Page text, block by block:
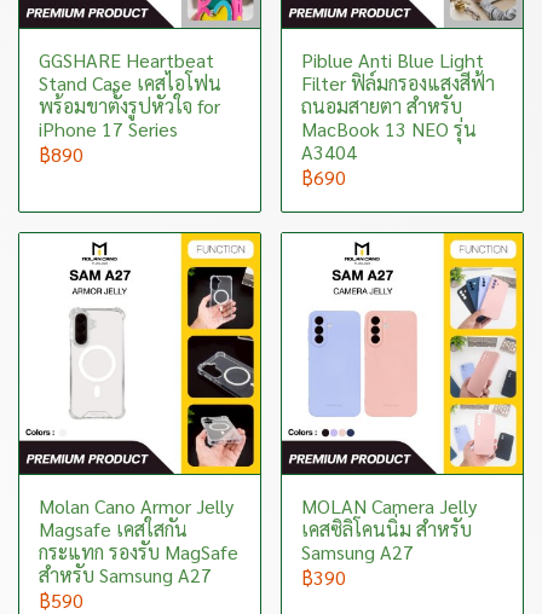
GGSHARE Heartbeat
Stand Case เคสไอโฟน
พร้อมขาตั้งรูปหัวใจ for
iPhone 17 Series
฿890
Piblue Anti Blue Light
Filter ฟิล์มกรองแสงสีฟ้า
ถนอมสายตา สำหรับ
MacBook 13 NEO รุ่น
A3404
฿690
Molan Cano Armor Jelly
Magsafe เคสใสกัน
กระแทก รองรับ MagSafe
สำหรับ Samsung A27
฿590
MOLAN Camera Jelly
เคสซิลิโคนนิ่ม สำหรับ
Samsung A27
฿390